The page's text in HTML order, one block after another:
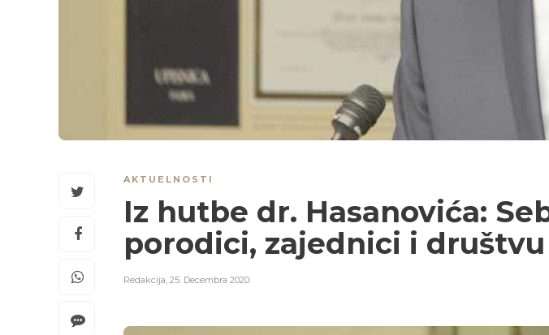
AKTUELNOSTI
Iz hutbe dr. Hasanovića:
porodici, zajednici i društvu
Redakcija, 25. Decembra 2020.